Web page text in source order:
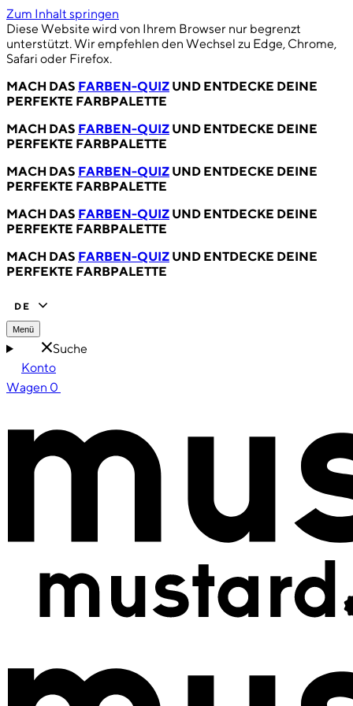
Zum Inhalt springen
Diese Website wird von Ihrem Browser nur begrenzt
unterstützt. Wir empfehlen den Wechsel zu Edge, Chrome,
Safari oder Firefox.
MACH DAS FARBEN-QUIZ UND ENTDECKE DEINE
PERFEKTE FARBPALETTE
MACH DAS FARBEN-QUIZ UND ENTDECKE DEINE
PERFEKTE FARBPALETTE
MACH DAS FARBEN-QUIZ UND ENTDECKE DEINE
PERFEKTE FARBPALETTE
MACH DAS FARBEN-QUIZ UND ENTDECKE DEINE
PERFEKTE FARBPALETTE
MACH DAS FARBEN-QUIZ UND ENTDECKE DEINE
PERFEKTE FARBPALETTE
DE
Menü
Suche
Konto
Wagen 0